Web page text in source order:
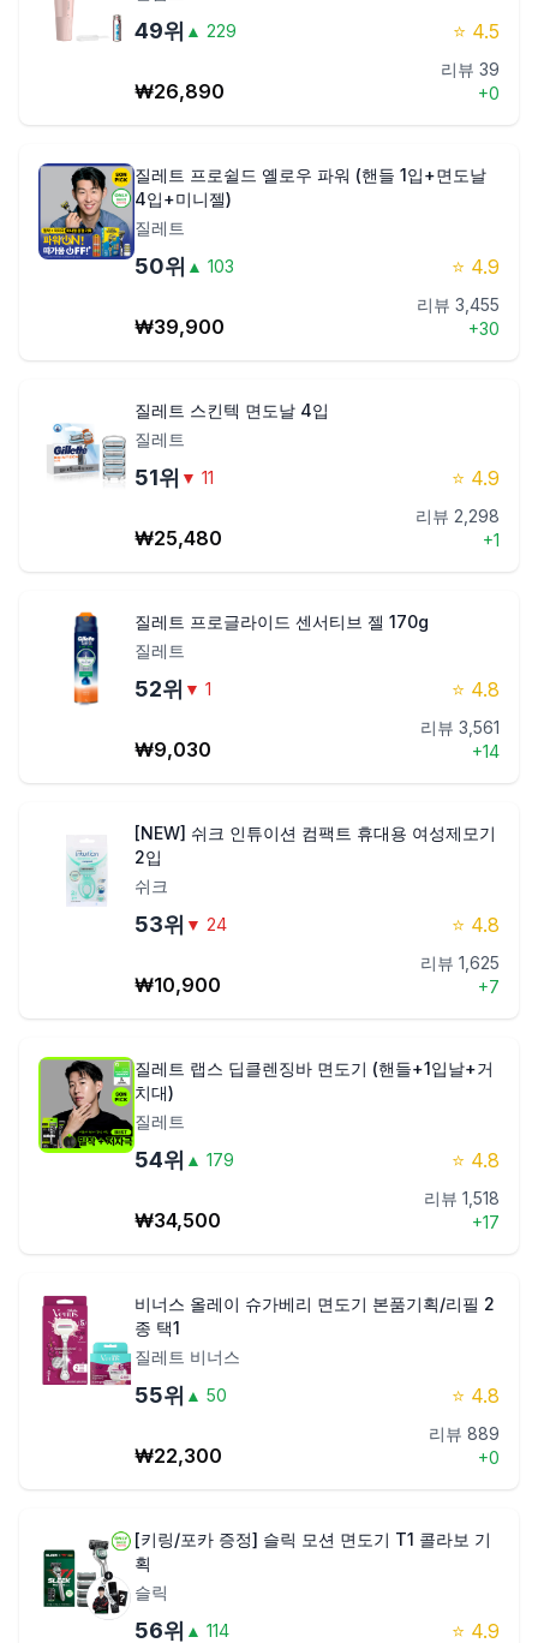
49위 ▲ 229 ⭐ 4.5
₩26,890
리뷰 39
+0
질레트 프로쉴드 옐로우 파워 (핸들 1입+면도날
4입+미니젤)
질레트
50위 ▲ 103 ⭐ 4.9
₩39,900
리뷰 3,455
+30
질레트 스킨텍 면도날 4입
질레트
51위 ▼ 11 ⭐ 4.9
₩25,480
리뷰 2,298
+1
질레트 프로글라이드 센서티브 젤 170g
질레트
52위 ▼ 1 ⭐ 4.8
₩9,030
리뷰 3,561
+14
[NEW] 쉬크 인튜이션 컴팩트 휴대용 여성제모기
2입
쉬크
53위 ▼ 24 ⭐ 4.8
₩10,900
리뷰 1,625
+7
질레트 랩스 딥클렌징바 면도기 (핸들+1입날+거
치대)
질레트
54위 ▲ 179 ⭐ 4.8
₩34,500
리뷰 1,518
+17
비너스 올레이 슈가베리 면도기 본품기획/리필 2
종 택1
질레트 비너스
55위 ▲ 50 ⭐ 4.8
₩22,300
리뷰 889
+0
[키링/포카 증정] 슬릭 모션 면도기 T1 콜라보 기
획
슬릭
56위 ▲ 114 ⭐ 4.9